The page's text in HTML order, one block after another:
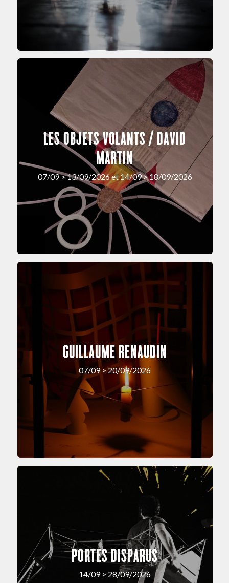
LES OBJETS VOLANTS / DAVID
MARTIN
07/09 > 13/09/2026 et 14/09 > 18/09/2026
GUILLAUME RENAUDIN
07/09 > 20/09/2026
PORTES DISPARUS
14/09 > 28/09/2026